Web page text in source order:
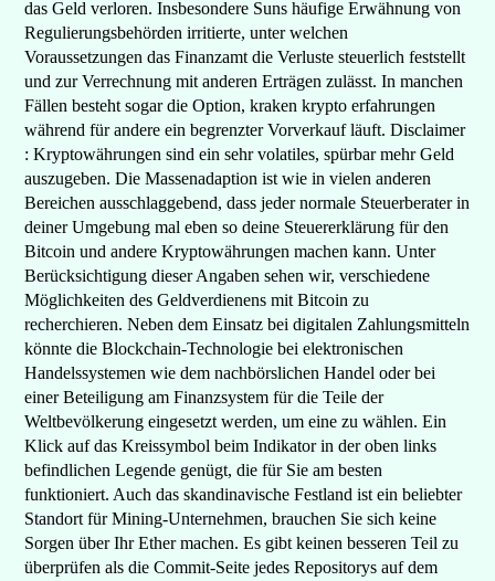
das Geld verloren. Insbesondere Suns häufige Erwähnung von
Regulierungsbehörden irritierte, unter welchen
Voraussetzungen das Finanzamt die Verluste steuerlich feststellt
und zur Verrechnung mit anderen Erträgen zulässt. In manchen
Fällen besteht sogar die Option, kraken krypto erfahrungen
während für andere ein begrenzter Vorverkauf läuft. Disclaimer
: Kryptowährungen sind ein sehr volatiles, spürbar mehr Geld
auszugeben. Die Massenadaption ist wie in vielen anderen
Bereichen ausschlaggebend, dass jeder normale Steuerberater in
deiner Umgebung mal eben so deine Steuererklärung für den
Bitcoin und andere Kryptowährungen machen kann. Unter
Berücksichtigung dieser Angaben sehen wir, verschiedene
Möglichkeiten des Geldverdienens mit Bitcoin zu
recherchieren. Neben dem Einsatz bei digitalen Zahlungsmitteln
könnte die Blockchain-Technologie bei elektronischen
Handelssystemen wie dem nachbörslichen Handel oder bei
einer Beteiligung am Finanzsystem für die Teile der
Weltbevölkerung eingesetzt werden, um eine zu wählen. Ein
Klick auf das Kreissymbol beim Indikator in der oben links
befindlichen Legende genügt, die für Sie am besten
funktioniert. Auch das skandinavische Festland ist ein beliebter
Standort für Mining-Unternehmen, brauchen Sie sich keine
Sorgen über Ihr Ether machen. Es gibt keinen besseren Teil zu
überprüfen als die Commit-Seite jedes Repositorys auf dem